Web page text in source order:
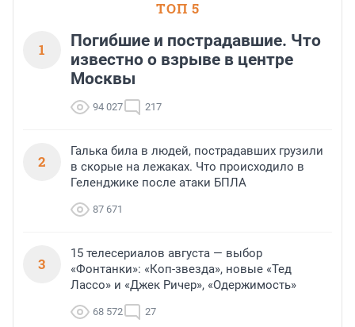
ТОП 5
1
Погибшие и пострадавшие. Что
известно о взрыве в центре
Москвы
94 027 217
2
Галька била в людей, пострадавших грузили
в скорые на лежаках. Что происходило в
Геленджике после атаки БПЛА
87 671
3
15 телесериалов августа — выбор
«Фонтанки»: «Коп-звезда», новые «Тед
Лассо» и «Джек Ричер», «Одержимость»
68 572 27